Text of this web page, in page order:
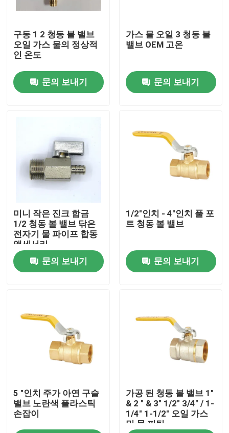
제품
공장 여행
품질 관리
인용문을 요구하세요
놋쇠로 만든 수도꼭지 밸브
놋쇠로 만든 앵글 밸브
황동 볼 밸브
구동 1 2 청동 볼 밸브
오일 가스 물의 정상적
인 온도
문의 보내기
가스 물 오일 3 청동 볼
밸브 OEM 고온
문의 보내기
미니 작은 진크 합금
1/2 청동 볼 밸브 닦은
전자기 물 파이프 합동
액세서리
문의 보내기
1/2"인치 - 4"인치 풀 포
트 청동 볼 밸브
문의 보내기
5 "인치 주가 아연 구슬
밸브 노란색 플라스틱
손잡이
가공 된 청동 볼 밸브 1"
& 2 " & 3" 1/2" 3/4" / 1-
1/4" 1-1/2" 오일 가스
및 물 피팅